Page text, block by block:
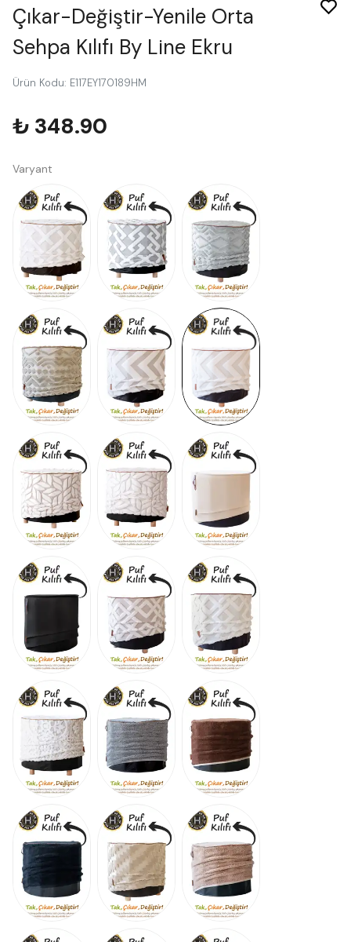
Çıkar-Değiştir-Yenile Orta
Sehpa Kılıfı By Line Ekru
Ürün Kodu: E117EY170189HM
₺ 348.90
Varyant